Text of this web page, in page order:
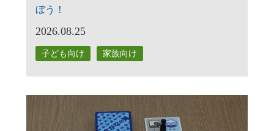
ぼう！
2026.08.25
子ども向け 家族向け